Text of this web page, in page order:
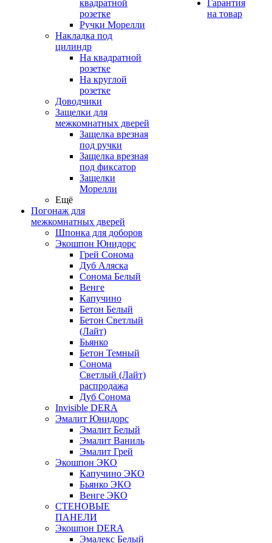
квадратной
розетке
Ручки Морелли
Накладка под
цилиндр
На квадратной
розетке
На круглой
розетке
Доводчики
Защелки для
межкомнатных дверей
Защелка врезная
под ручки
Защелка врезная
под фиксатор
Защелки
Морелли
Ещё
Погонаж для
межкомнатных дверей
Шпонка для доборов
Экошпон Юнидорс
Грей Сонома
Дуб Аляска
Сонома Белый
Венге
Капучино
Бетон Белый
Бетон Светлый
(Лайт)
Бьянко
Бетон Темный
Сонома
Светлый (Лайт)
распродажа
Дуб Сонома
Invisible DERA
Эмалит Юнидорс
Эмалит Белый
Эмалит Ваниль
Эмалит Грей
Экошпон ЭКО
Капучино ЭКО
Бьянко ЭКО
Венге ЭКО
СТЕНОВЫЕ
ПАНЕЛИ
Экошпон DERA
Эмалекс Белый
Гарантия
на товар